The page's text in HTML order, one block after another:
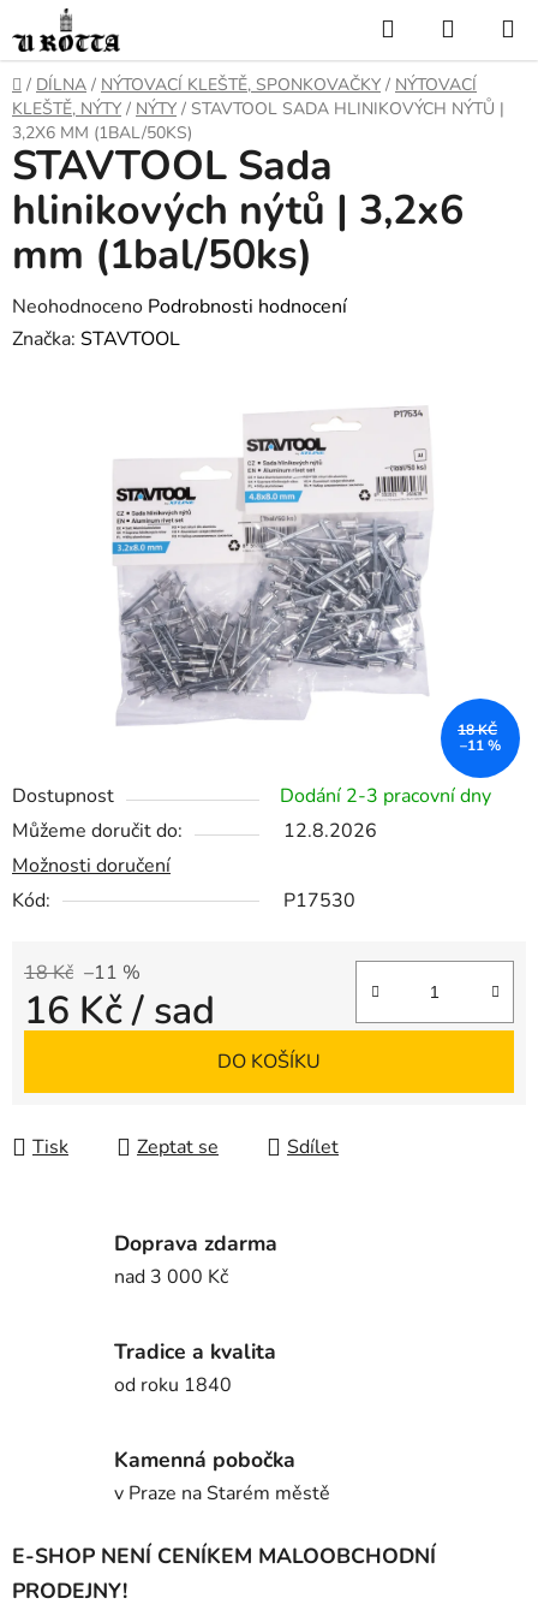
na
obsah
Hledat
KOŠÍK
DOMŮ
/ DÍLNA / NÝTOVACÍ KLEŠTĚ, SPONKOVAČKY / NÝTOVACÍ
KLEŠTĚ, NÝTY / NÝTY / STAVTOOL SADA HLINIKOVÝCH NÝTŮ |
3,2X6 MM (1BAL/50KS)
Dostupnost
Dodání 2-3 pracovní dny
Můžeme doručit do:
12.8.2026
Možnosti doručení
Kód:
P17530
18 Kč –11 %
16 Kč/ sad
DO KOŠÍKU
Tisk Zeptat se Sdílet
STAVTOOL Sada
hlinikových nýtů | 3,2x6
mm (1bal/50ks)
Průměrné
hodnocení
Neohodnoceno Podrobnosti hodnocení
Značka: STAVTOOL
18 KČ
–11 %
Doprava zdarma
nad 3 000 Kč
Tradice a kvalita
od roku 1840
Kamenná pobočka
v Praze na Starém městě
E-SHOP NENÍ CENÍKEM MALOOBCHODNÍ
PRODEJNY!